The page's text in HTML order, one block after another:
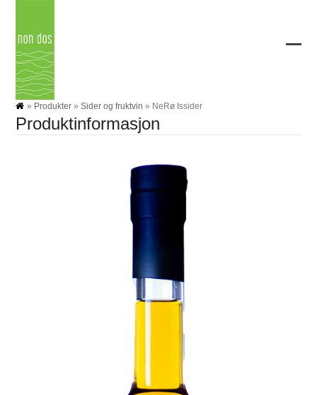
content
» Produkter »Sider og fruktvin » NeRø Issider
Produktinformasjon